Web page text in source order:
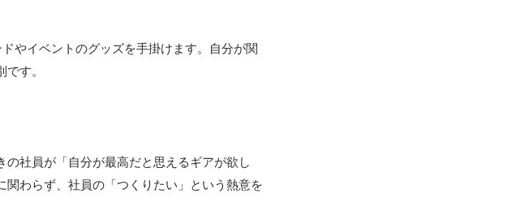
やイベントのグッズを手掛けます。自分が関
す。
社員が「自分が最高だと思えるギアが欲し
わらず、社員の「つくりたい」という熱意を